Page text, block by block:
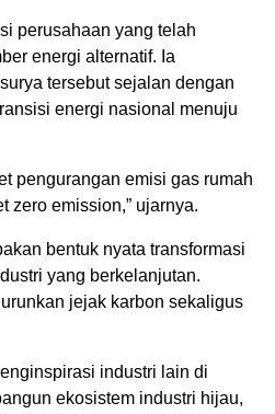
perusahaan yang telah
energi alternatif. Ia
tersebut sejalan dengan
energi nasional menuju
pengurangan emisi gas rumah
zero emission,” ujarnya.
bentuk nyata transformasi
yang berkelanjutan.
jejak karbon sekaligus
industri lain di
ekosistem industri hijau,